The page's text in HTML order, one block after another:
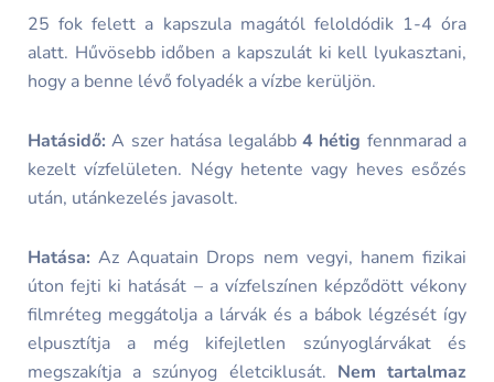
25 fok felett a kapszula magától feloldódik 1-4 óra
alatt. Hűvösebb időben a kapszulát ki kell lyukasztani,
hogy a benne lévő folyadék a vízbe kerüljön.
Hatásidő: A szer hatása legalább 4 hétig fennmarad a
kezelt vízfelületen. Négy hetente vagy heves esőzés
után, utánkezelés javasolt.
Hatása:Az Aquatain Drops nem vegyi, hanem fizikai
úton fejti ki hatását – a vízfelszínen képződött vékony
filmréteg meggátolja a lárvák és a bábok légzését így
elpusztítja a még kifejletlen szúnyoglárvákat és
megszakítja a szúnyog életciklusát. Nem tartalmaz